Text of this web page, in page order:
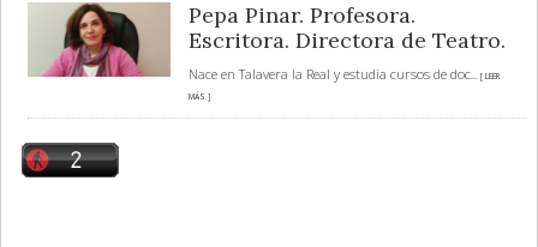
Pepa Pinar. Profesora.
Escritora. Directora de Teatro.
Nace en Talavera la Real y estudia cursos de doc... [ LEER
MÁS ]